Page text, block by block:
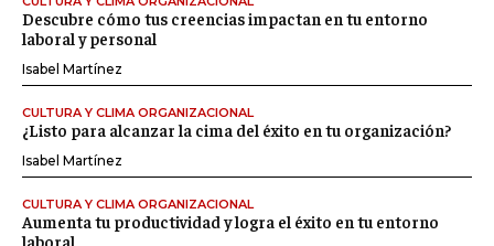
Descubre cómo tus creencias impactan en tu entorno
laboral y personal
Isabel Martínez
CULTURA Y CLIMA ORGANIZACIONAL
¿Listo para alcanzar la cima del éxito en tu organización?
Isabel Martínez
CULTURA Y CLIMA ORGANIZACIONAL
Aumenta tu productividad y logra el éxito en tu entorno
laboral